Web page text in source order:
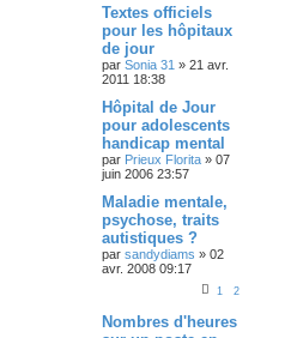
Textes officiels
pour les hôpitaux
de jour
par Sonia 31 » 21 avr.
2011 18:38
Hôpital de Jour
pour adolescents
handicap mental
par Prieux Florita » 07
juin 2006 23:57
Maladie mentale,
psychose, traits
autistiques ?
par sandydiams » 02
avr. 2008 09:17
1 2
Nombres d'heures